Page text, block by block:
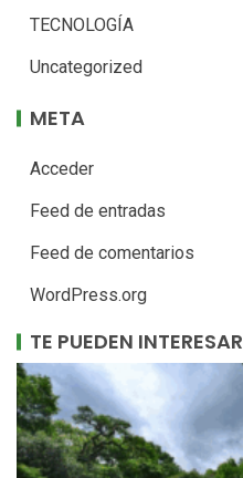
TECNOLOGÍA
Uncategorized
META
Acceder
Feed de entradas
Feed de comentarios
WordPress.org
TE PUEDEN INTERESAR